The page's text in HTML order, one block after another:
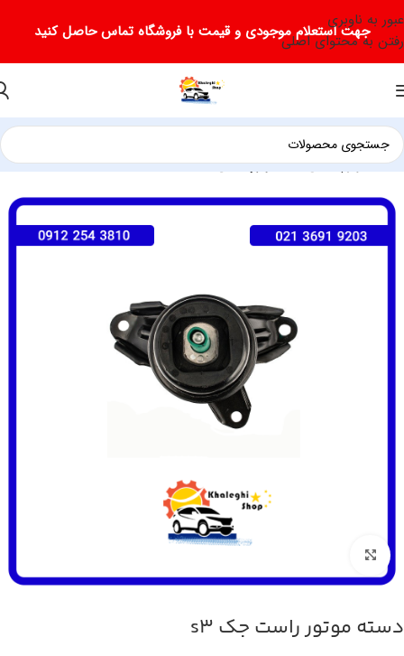
عبور به ناوبری
رفتن به محتوای اصلی
جهت استعلام موجودی و قیمت با فروشگاه تماس حاصل کنید
خانه لوازم یدکی جک لوازم یدکی جک S3
دسته موتور راست جک s3